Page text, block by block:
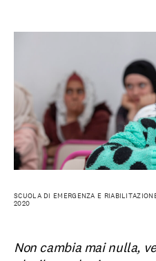
SCUOLA DI EMERGENZA E
2020
Non cambia mai nulla,